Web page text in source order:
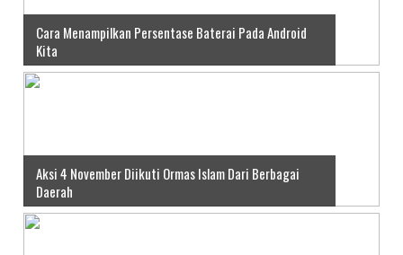
Cara Menampilkan Persentase Baterai Pada Android
Kita
Aksi 4 November Diikuti Ormas Islam Dari Berbagai
Daerah